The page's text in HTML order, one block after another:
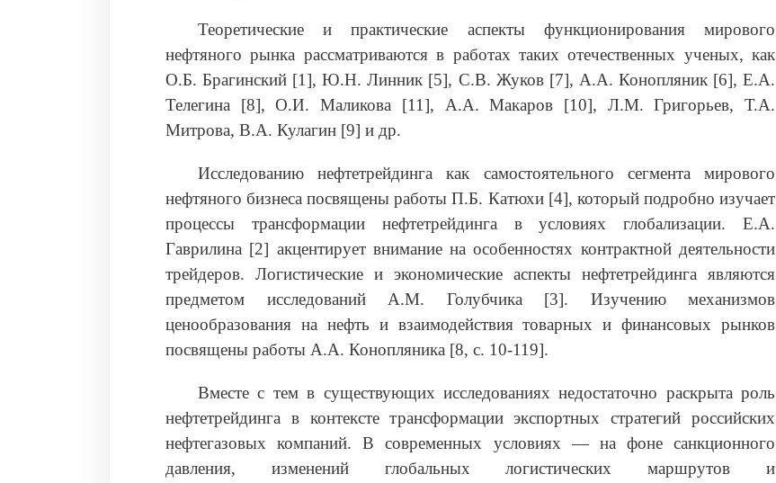
Теоретические и практические аспекты функционирования мирового
нефтяного рынка рассматриваются в работах таких отечественных ученых, как
О.Б. Брагинский [1], Ю.Н. Линник [5], С.В. Жуков [7], А.А. Конопляник [6], Е.А.
Телегина [8], О.И. Маликова [11], А.А. Макаров [10], Л.М. Григорьев, Т.А.
Митрова, В.А. Кулагин [9] и др.
Исследованию нефтетрейдинга как самостоятельного сегмента мирового
нефтяного бизнеса посвящены работы П.Б. Катюхи [4], который подробно изучает
процессы трансформации нефтетрейдинга в условиях глобализации. Е.А.
Гаврилина [2] акцентирует внимание на особенностях контрактной деятельности
трейдеров. Логистические и экономические аспекты нефтетрейдинга являются
предметом исследований А.М. Голубчика [3]. Изучению механизмов
ценообразования на нефть и взаимодействия товарных и финансовых рынков
посвящены работы А.А. Конопляника [8, с. 10-119].
Вместе с тем в существующих исследованиях недостаточно раскрыта роль
нефтетрейдинга в контексте трансформации экспортных стратегий российских
нефтегазовых компаний. В современных условиях — на фоне санкционного
давления, изменений глобальных логистических маршрутов и